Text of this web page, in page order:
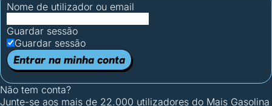
Nome de utilizador ou email
Guardar sessão
Guardar sessão
Entrar na minha conta
Não tem conta?
Junte-se aos mais de 22.000 utilizadores do Mais Gasolina